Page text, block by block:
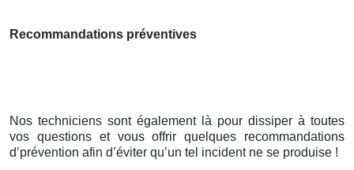
Recommandations préventives
Nos techniciens sont également là pour dissiper à toutes
vos questions et vous offrir quelques recommandations
d’prévention afin d’éviter qu’un tel incident ne se produise !